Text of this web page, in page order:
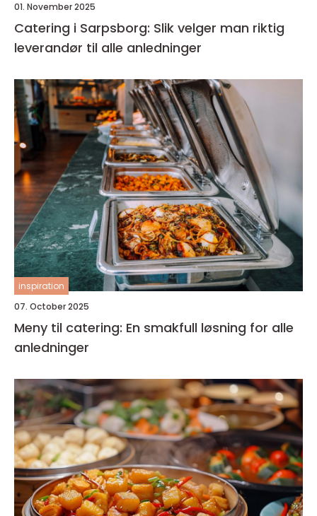
01. November 2025
Catering i Sarpsborg: Slik velger man riktig
leverandør til alle anledninger
inspiration
07. October 2025
Meny til catering: En smakfull løsning for alle
anledninger